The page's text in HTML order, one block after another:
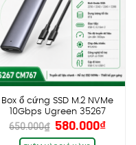
Box ổ cứng SSD M.2 NVMe
10Gbps Ugreen 35267
CM767 hỗ trợ tối đa 8TB
650.000₫ Giá
gốc
580.000₫Giá